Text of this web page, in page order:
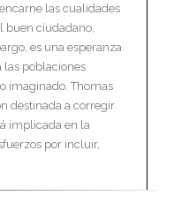
las cualidades
buen ciudadano,
es una esperanza
las poblaciones
imaginado. Thomas
destinada a corregir
implicada en la
por incluir,